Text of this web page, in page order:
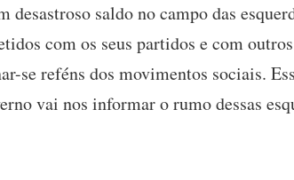
saldo no campo das
com os seus partidos e com
se reféns dos movimentos sociais.
vai nos informar o rumo dessas